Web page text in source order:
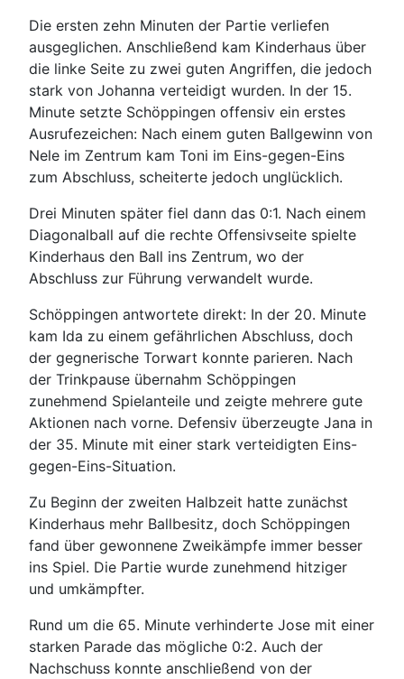
Die ersten zehn Minuten der Partie verliefen
ausgeglichen. Anschließend kam Kinderhaus über
die linke Seite zu zwei guten Angriffen, die jedoch
stark von Johanna verteidigt wurden. In der 15.
Minute setzte Schöppingen offensiv ein erstes
Ausrufezeichen: Nach einem guten Ballgewinn von
Nele im Zentrum kam Toni im Eins-gegen-Eins
zum Abschluss, scheiterte jedoch unglücklich.
Drei Minuten später fiel dann das 0:1. Nach einem
Diagonalball auf die rechte Offensivseite spielte
Kinderhaus den Ball ins Zentrum, wo der
Abschluss zur Führung verwandelt wurde.
Schöppingen antwortete direkt: In der 20. Minute
kam Ida zu einem gefährlichen Abschluss, doch
der gegnerische Torwart konnte parieren. Nach
der Trinkpause übernahm Schöppingen
zunehmend Spielanteile und zeigte mehrere gute
Aktionen nach vorne. Defensiv überzeugte Jana in
der 35. Minute mit einer stark verteidigten Eins-
gegen-Eins-Situation.
Zu Beginn der zweiten Halbzeit hatte zunächst
Kinderhaus mehr Ballbesitz, doch Schöppingen
fand über gewonnene Zweikämpfe immer besser
ins Spiel. Die Partie wurde zunehmend hitziger
und umkämpfter.
Rund um die 65. Minute verhinderte Jose mit einer
starken Parade das mögliche 0:2. Auch der
Nachschuss konnte anschließend von der